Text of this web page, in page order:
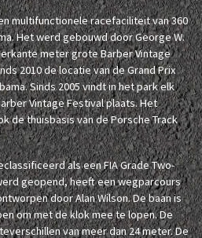
multifunctionele racefaciliteit van 360
Het werd gebouwd door George W.
meter grote Barber Vintage
2010 de locatie van de Grand Prix
Sinds 2005 vindt in het park elk
Vintage Festival plaats. Het
de thuisbasis van de Porsche Track
als een FIA Grade Two-
geopend, heeft een wegparcours
door Alan Wilson. De baan is
om met de klok mee te lopen. De
van meer dan 24 meter. De